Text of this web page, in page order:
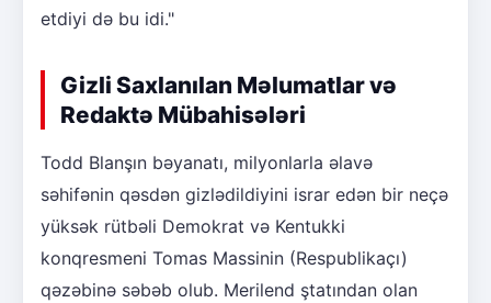
etdiyi də bu idi."
Gizli Saxlanılan Məlumatlar və
Redaktə Mübahisələri
Todd Blanşın bəyanatı, milyonlarla əlavə
səhifənin qəsdən gizlədildiyini israr edən bir neçə
yüksək rütbəli Demokrat və Kentukki
konqresmeni Tomas Massinin (Respublikaçı)
qəzəbinə səbəb olub. Merilend ştatından olan